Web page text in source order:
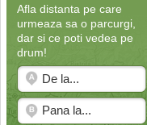
Afla distanta pe care
urmeaza sa o parcurgi,
dar si ce poti vedea pe
drum!